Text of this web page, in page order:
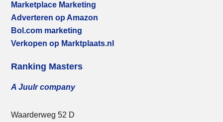
Marketplace Marketing
Adverteren op Amazon
Bol.com marketing
Verkopen op Marktplaats.nl
Ranking Masters
A Juulr company
Waarderweg 52 D